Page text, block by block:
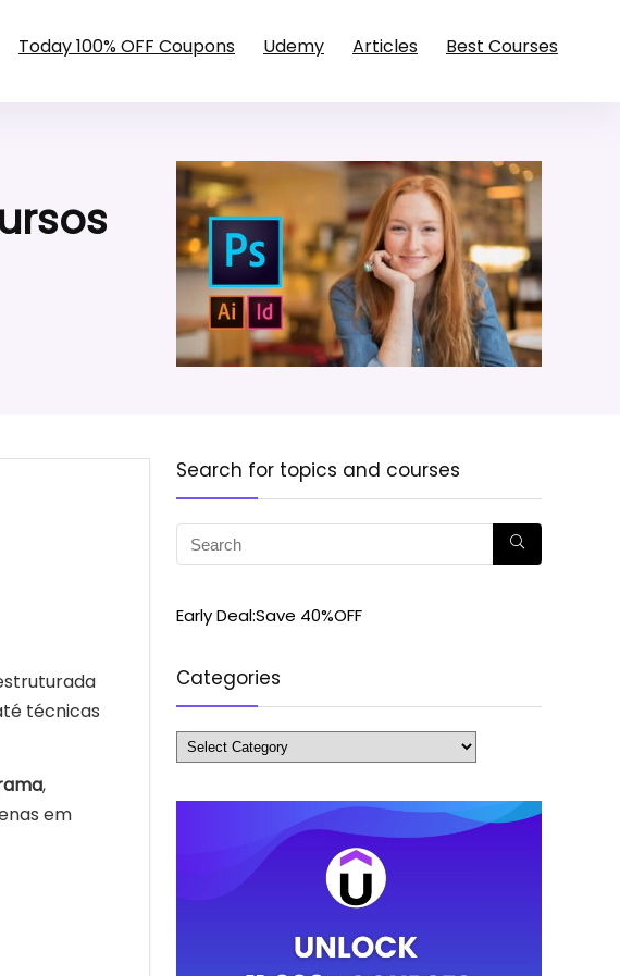
Today 100% OFF Coupons Udemy Articles Best Courses
técnicas
,
em
Search for topics and courses
Early Deal:Save 40%OFF
Categories
Categories